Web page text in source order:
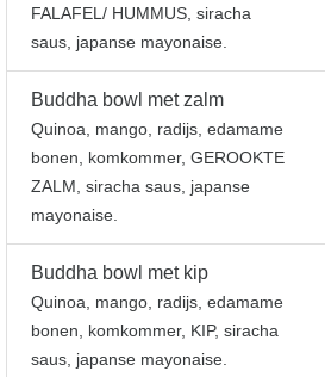
FALAFEL/ HUMMUS, siracha
saus, japanse mayonaise.
Buddha bowl met zalm
Quinoa, mango, radijs, edamame
bonen, komkommer, GEROOKTE
ZALM, siracha saus, japanse
mayonaise.
Buddha bowl met kip
Quinoa, mango, radijs, edamame
bonen, komkommer, KIP, siracha
saus, japanse mayonaise.